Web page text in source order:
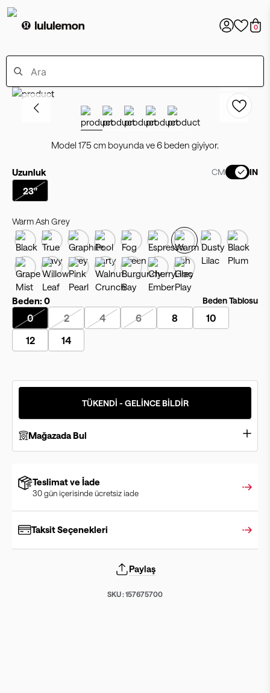
0
Model 175 cm boyunda ve 6 beden giyiyor.
Uzunluk CM IN
23"
Warm Ash Grey
Beden: 0 Beden Tablosu
0 2 4 6 8
10
12
14
TÜKENDİ - GELİNCE BİLDİR
Mağazada Bul
Teslimat ve İade
30 gün içerisinde ücretsiz iade
Taksit Seçenekleri
Paylaş
SKU :157675700